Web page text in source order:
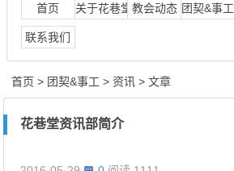
首页 关于花巷堂 教会动态 团契&事工
联系我们
首页 > 团契&事工 >资讯 > 文章
花巷堂资讯部简介